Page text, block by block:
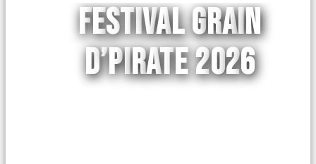
FESTIVAL GRAIN
D’PIRATE 2026